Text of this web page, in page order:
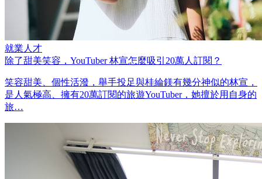
就業人才
除了甜美笑容，YouTuber 林宣怎麼吸引20萬人訂閱？
笑容甜美、個性活潑，舉手投足與桂綸鎂有幾分神似的林宣，
是人氣極高、擁有20萬訂閱的旅遊YouTuber，她擅於用自身的
旅…